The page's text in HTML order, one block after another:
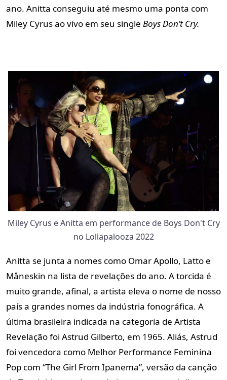
ano. Anitta conseguiu até mesmo uma ponta com
Miley Cyrus ao vivo em seu single Boys Don’t Cry.
Miley Cyrus e Anitta em performance de Boys Don't Cry
no Lollapalooza 2022
Anitta se junta a nomes como Omar Apollo, Latto e
Måneskin na lista de revelações do ano. A torcida é
muito grande, afinal, a artista eleva o nome de nosso
país a grandes nomes da indústria fonográfica. A
última brasileira indicada na categoria de Artista
Revelação foi Astrud Gilberto, em 1965. Aliás, Astrud
foi vencedora como Melhor Performance Feminina
Pop com “The Girl From Ipanema”, versão da canção